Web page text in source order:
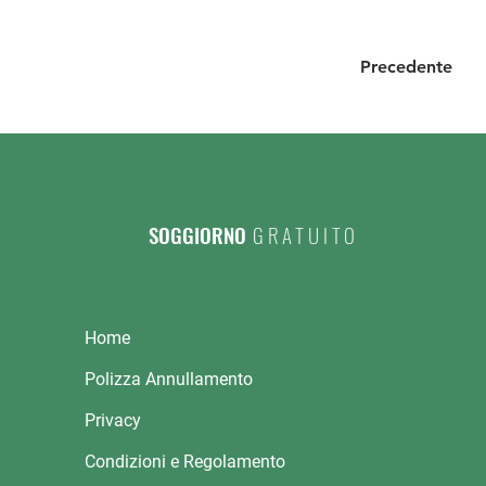
Precedente
SOGGIORNO GRATUITO
Home
Polizza Annullamento
Privacy
Condizioni e Regolamento